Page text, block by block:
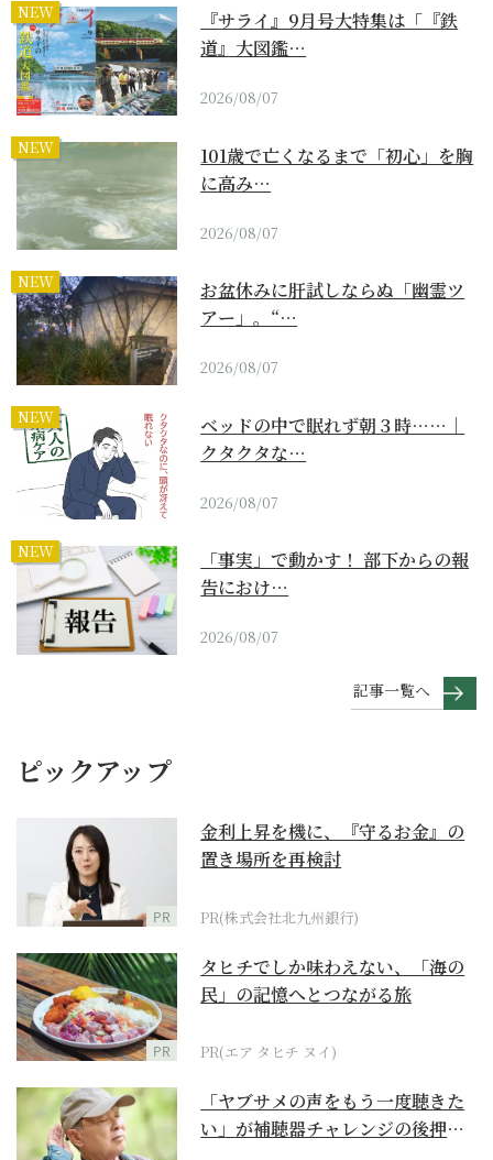
NEW
『サライ』9月号大特集は「『鉄
道』大図鑑…
2026/08/07
NEW
101歳で亡くなるまで「初心」を胸
に高み…
2026/08/07
NEW
お盆休みに肝試しならぬ「幽霊ツ
アー」。“…
2026/08/07
NEW
ベッドの中で眠れず朝３時……｜
クタクタな…
2026/08/07
NEW
「事実」で動かす！ 部下からの報
告におけ…
2026/08/07
記事一覧へ
ピックアップ
PR
金利上昇を機に、『守るお金』の
置き場所を再検討
PR(株式会社北九州銀行)
PR
タヒチでしか味わえない、「海の
民」の記憶へとつながる旅
PR(エア タヒチ ヌイ)
「ヤブサメの声をもう一度聴きた
い」が補聴器チャレンジの後押し